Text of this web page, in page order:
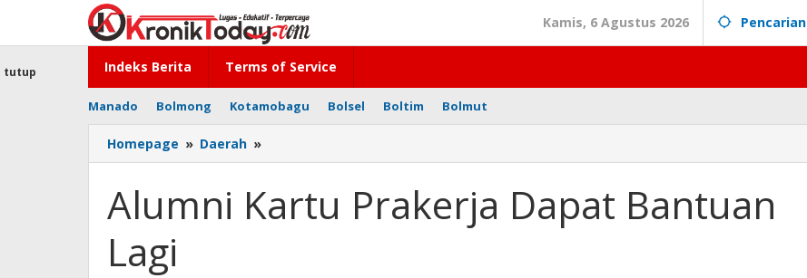
konten
Kamis, 6 Agustus 2026 Pencarian
Indeks Berita Terms of Service
Manado Bolmong Kotamobagu Bolsel Boltim Bolmut
tutup
Homepage » Daerah »
Kartu
Dapat
Bantuan
Alumni Kartu Prakerja Dapat Bantuan
Lagi